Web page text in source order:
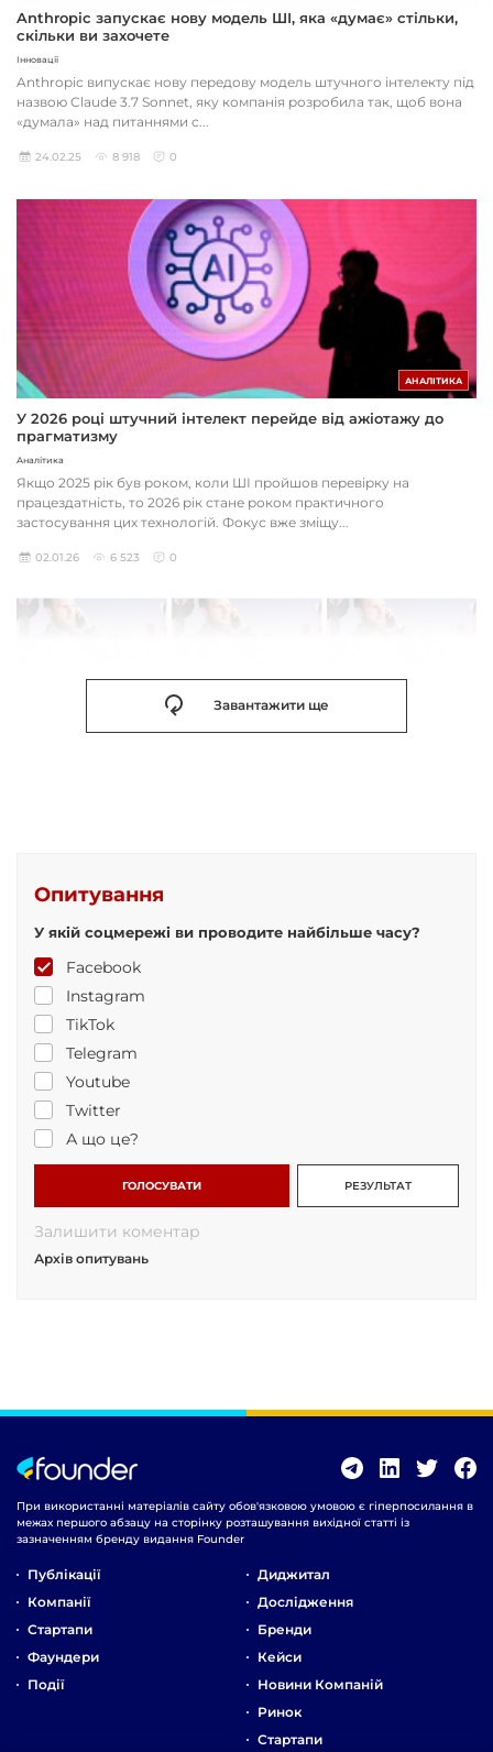
Anthropic запускає нову модель ШІ, яка «думає» стільки,
скільки ви захочете
Інновації
Anthropic випускає нову передову модель штучного інтелекту під
назвою Claude 3.7 Sonnet, яку компанія розробила так, щоб вона
«думала» над питаннями с...
24.02.25 8 918 0
АНАЛІТИКА
У 2026 році штучний інтелект перейде від ажіотажу до
прагматизму
Аналітика
Якщо 2025 рік був роком, коли ШІ пройшов перевірку на
працездатність, то 2026 рік стане роком практичного
застосування цих технологій. Фокус вже зміщу...
02.01.26 6 523 0
Завантажити ще
Опитування
У якій соцмережі ви проводите найбільше часу?
Facebook
Instagram
TikTok
Telegram
Youtube
Twitter
А що це?
ГОЛОСУВАТИ РЕЗУЛЬТАТ
Залишити коментар
Архів опитувань
При використанні матеріалів сайту обов'язковою умовою є гіперпосилання в
межах першого абзацу на сторінку розташування вихідної статті із
зазначенням бренду видання Founder
Публікації
Компанії
Стартапи
Фаундери
Події
Диджитал
Дослідження
Бренди
Кейси
Новини Компаній
Ринок
Стартапи